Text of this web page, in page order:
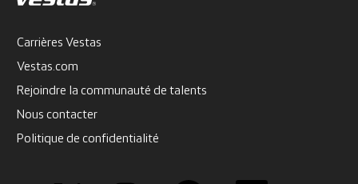
Carrières Vestas
Vestas.com
Rejoindre la communauté de talents
Nous contacter
Politique de confidentialité
S